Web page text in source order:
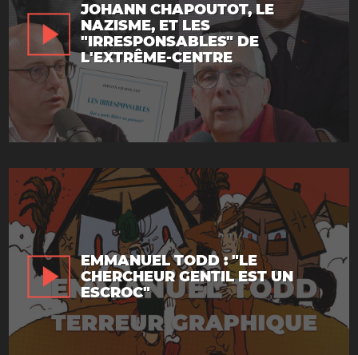
JOHANN CHAPOUTOT, LE
NAZISME, ET LES
"IRRESPONSABLES" DE
L'EXTRÊME-CENTRE
EMMANUEL TODD : "LE
CHERCHEUR GENTIL EST UN
ESCROC"